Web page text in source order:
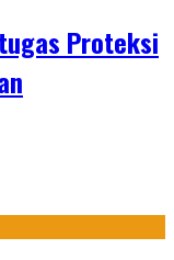
Proteksi